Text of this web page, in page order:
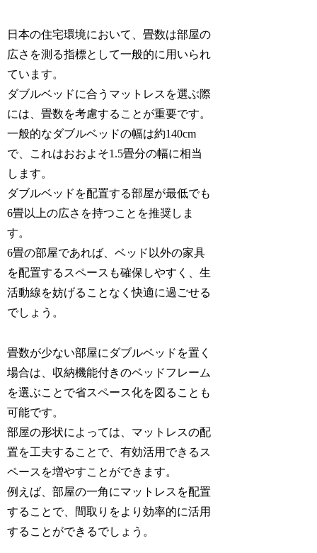
日本の住宅環境において、畳数は部屋の
広さを測る指標として一般的に用いられ
ています。
ダブルベッドに合うマットレスを選ぶ際
には、畳数を考慮することが重要です。
一般的なダブルベッドの幅は約140cm
で、これはおおよそ1.5畳分の幅に相当
します。
ダブルベッドを配置する部屋が最低でも
6畳以上の広さを持つことを推奨しま
す。
6畳の部屋であれば、ベッド以外の家具
を配置するスペースも確保しやすく、生
活動線を妨げることなく快適に過ごせる
でしょう。
畳数が少ない部屋にダブルベッドを置く
場合は、収納機能付きのベッドフレーム
を選ぶことで省スペース化を図ることも
可能です。
部屋の形状によっては、マットレスの配
置を工夫することで、有効活用できるス
ペースを増やすことができます。
例えば、部屋の一角にマットレスを配置
することで、間取りをより効率的に活用
することができるでしょう。